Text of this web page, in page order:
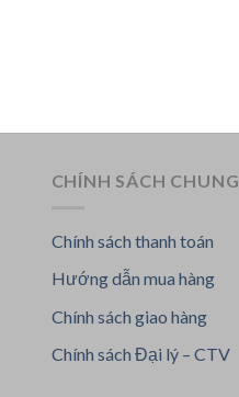
CHÍNH SÁCH CHUNG
Chính sách thanh toán
Hướng dẫn mua hàng
Chính sách giao hàng
Chính sách Đại lý – CTV